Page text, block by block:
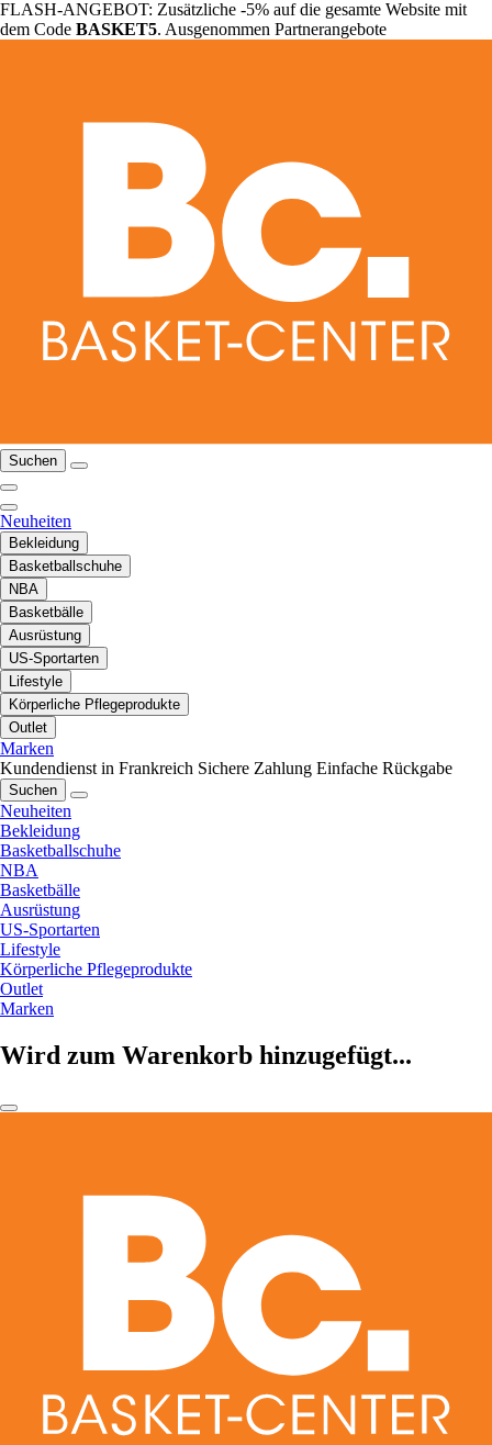
FLASH-ANGEBOT: Zusätzliche -5% auf die gesamte Website mit
dem Code BASKET5. Ausgenommen Partnerangebote
Suchen
Neuheiten
Bekleidung
Basketballschuhe
NBA
Basketbälle
Ausrüstung
US-Sportarten
Lifestyle
Körperliche Pflegeprodukte
Outlet
Marken
Kundendienst in Frankreich Sichere Zahlung Einfache Rückgabe
Suchen
Neuheiten
Bekleidung
Basketballschuhe
NBA
Basketbälle
Ausrüstung
US-Sportarten
Lifestyle
Körperliche Pflegeprodukte
Outlet
Marken
Wird zum Warenkorb hinzugefügt...